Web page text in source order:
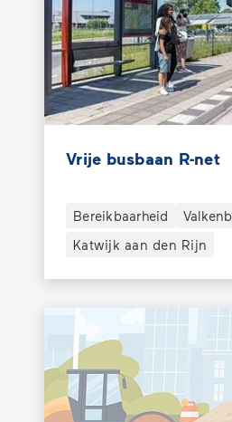
Vrije busbaan R-net
Bereikbaarheid
Katwijk aan den Rijn